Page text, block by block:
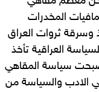
المخدرات
وسرقة ثروات العراق
العراقية تأخذ
سياسة المقاهي
الادب والسياسة من